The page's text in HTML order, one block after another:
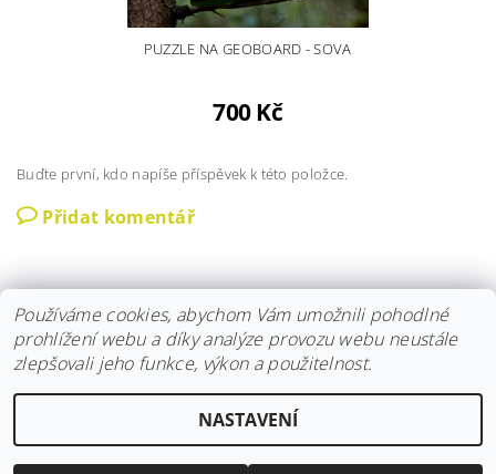
PUZZLE NA GEOBOARD - SOVA
700 Kč
Buďte první, kdo napíše příspěvek k této položce.
Přidat komentář
Instagram | Fler | Facebook
2026 © Hravokádo, všechna práva vyhrazena
Používáme cookies, abychom Vám umožnili pohodlné
prohlížení webu a díky analýze provozu webu neustále
zlepšovali jeho funkce, výkon a použitelnost.
NASTAVENÍ